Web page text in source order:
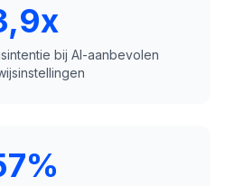
bij AI-aanbevolen